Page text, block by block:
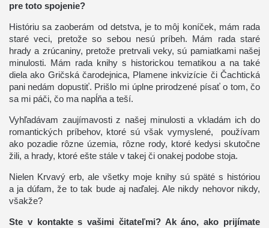
pre toto spojenie?
Históriu sa zaoberám od detstva, je to môj koníček, mám rada
staré veci, pretože so sebou nesú príbeh. Mám rada staré
hrady a zrúcaniny, pretože pretrvali veky, sú pamiatkami našej
minulosti. Mám rada knihy s historickou tematikou a na také
diela ako Gričská čarodejnica, Plamene inkvizície či Čachtická
pani nedám dopustiť. Prišlo mi úplne prirodzené písať o tom, čo
sa mi páči, čo ma napĺňa a teší.
Vyhľadávam zaujímavosti z našej minulosti a vkladám ich do
romantických príbehov, ktoré sú však vymyslené, používam
ako pozadie rôzne územia, rôzne rody, ktoré kedysi skutočne
žili, a hrady, ktoré ešte stále v takej či onakej podobe stoja.
Nielen Krvavý erb, ale všetky moje knihy sú späté s históriou
a ja dúfam, že to tak bude aj naďalej. Ale nikdy nehovor nikdy,
všakže?
Ste v kontakte s vašimi čitateľmi? Ak áno, ako prijímate